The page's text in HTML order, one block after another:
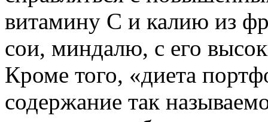
витамину С и калию из
сои, миндалю, с его
Кроме того, «диета
содержание так